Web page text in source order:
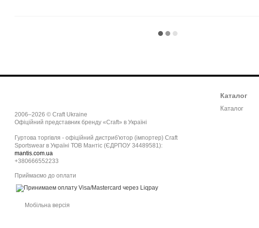
2006–2026 © Craft Ukraine
Офіційний представник бренду «Craft» в Україні
Гуртова торгівля - офіційний дистриб'ютор (імпортер) Craft
Sportswear в Україні ТОВ Мантіс (ЄДРПОУ 34489581):
mantis.com.ua
+380666552233
Приймаємо до оплати
Мобільна версія
Каталог
Каталог